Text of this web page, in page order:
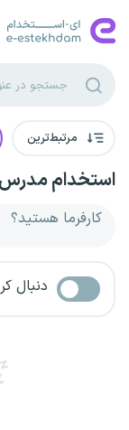
مرتبط‌ترین
استخدام مدرس
کارفرما هستید؟
دنبال